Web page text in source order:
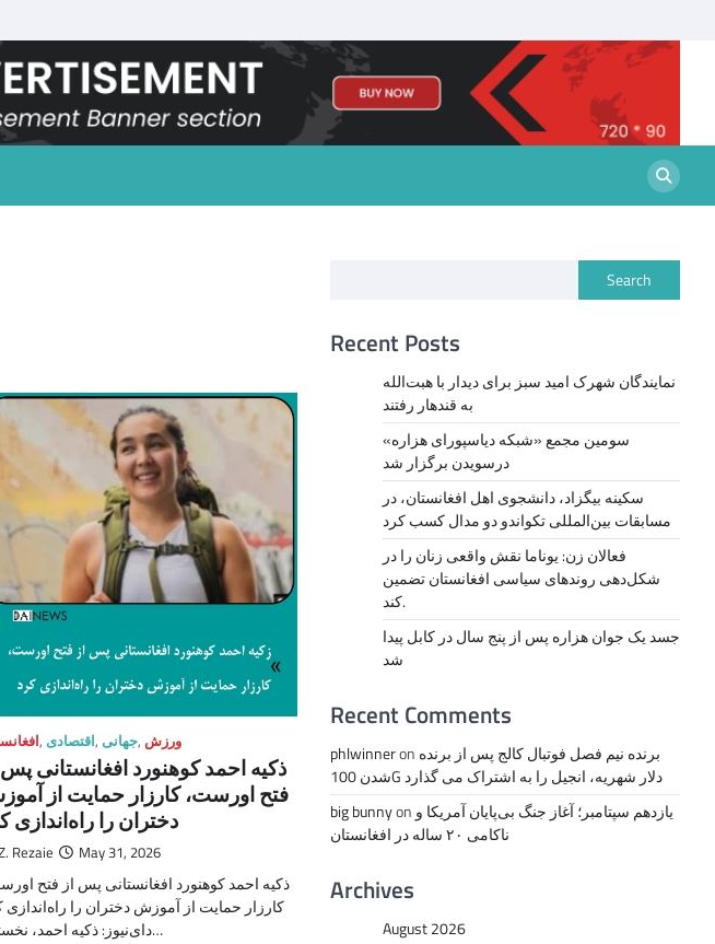
, اقتصادی, جهانی, ورزش
ذکیه احمد کوهنورد افغانستانی پس
فتح اورست، کارزار حمایت از
دختران را راه‌اندازی
Rezaie May 31, 2026
ذکیه احمد کوهنورد افغانستانی پس از فتح
کارزار حمایت از آموزش دختران را راه‌اندازی
دای‌نیوز: ذکیه احمد، نخستین…
Search
Recent Posts
نمايندگان شهرک امید سبز برای دیدار با هبت‌الله
به قندهار رفتند
سومین مجمع «شبکه دیاسپورای هزاره»
درسویدن برگزار شد
سکینه بیگزاد، دانشجوی اهل افغانستان، در
مسابقات بین‌المللی تکواندو دو مدال کسب کرد
فعالان زن: یوناما نقش واقعی زنان را در
شکل‌دهی روندهای سیاسی افغانستان تضمین
کند.
جسد یک جوان هزاره پس از پنج سال در کابل پیدا
شد
Recent Comments
phlwinneron برنده نیم فصل فوتبال کالج پس از برنده
شدن 100G دلار شهریه، انجیل را به اشتراک می گذارد
big bunnyon یازدهم سپتامبر؛ آغاز جنگ بی‌پایان آمریکا و
ناکامی ۲۰ ساله در افغانستان
Archives
August 2026